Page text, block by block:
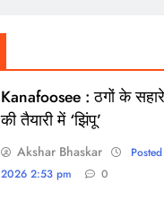
Kanafoosee : ठगों के
की तैयारी में ‘झिंपू’
Akshar Bhaskar
2026 2:53 pm
0